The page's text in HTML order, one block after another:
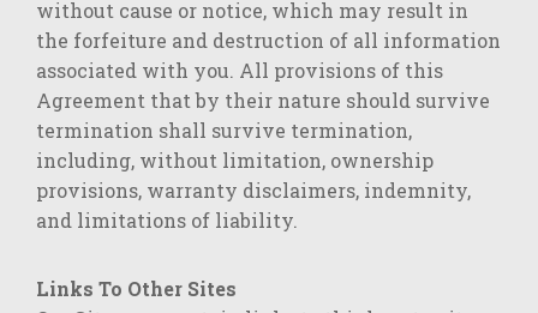
without cause or notice, which may result in
the forfeiture and destruction of all information
associated with you. All provisions of this
Agreement that by their nature should survive
termination shall survive termination,
including, without limitation, ownership
provisions, warranty disclaimers, indemnity,
and limitations of liability.
Links To Other Sites